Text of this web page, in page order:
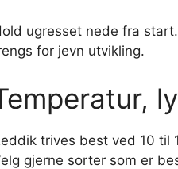
ugresset nede fra
for jevn utvikling.
trives best ved 10 til
gjerne sorter som er